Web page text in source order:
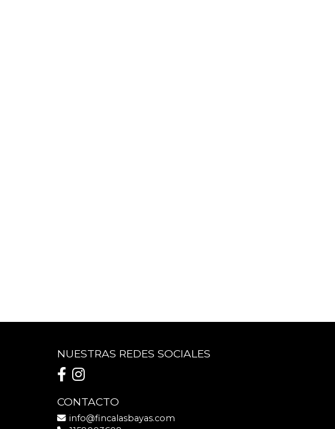
NUESTRAS REDES SOCIALES
CONTACTO
info@fincalasbayas.com